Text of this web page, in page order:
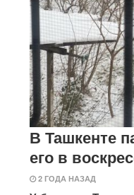
В Ташкенте
его в
2 ГОДА НАЗАД